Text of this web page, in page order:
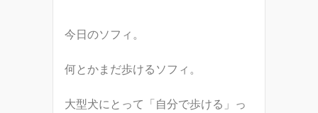
今日のソフィ。
何とかまだ歩けるソフィ。
大型犬にとって「自分で歩ける」っ